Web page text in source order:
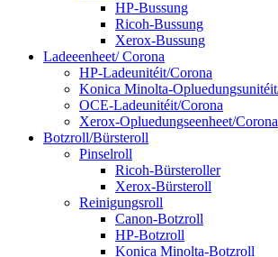
HP-Bussung
Ricoh-Bussung
Xerox-Bussung
Ladeeenheet/ Corona
HP-Ladeunitéit/Corona
Konica Minolta-
OCE-Ladeunitéit/Corona
Xerox-Opluedungseenheet/Corona
Botzroll/Bürsteroll
Pinselroll
Ricoh-Bürsteroller
Xerox-Bürsteroll
Reinigungsroll
Canon-Botzroll
HP-Botzroll
Konica Minolta-Botzroll